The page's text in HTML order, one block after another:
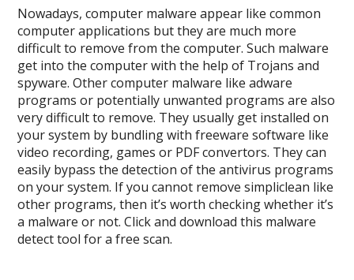
Nowadays, computer malware appear like common
computer applications but they are much more
difficult to remove from the computer. Such malware
get into the computer with the help of Trojans and
spyware. Other computer malware like adware
programs or potentially unwanted programs are also
very difficult to remove. They usually get installed on
your system by bundling with freeware software like
video recording, games or PDF convertors. They can
easily bypass the detection of the antivirus programs
on your system. If you cannot remove simpliclean like
other programs, then it’s worth checking whether it’s
a malware or not. Click and download this malware
detect tool for a free scan.